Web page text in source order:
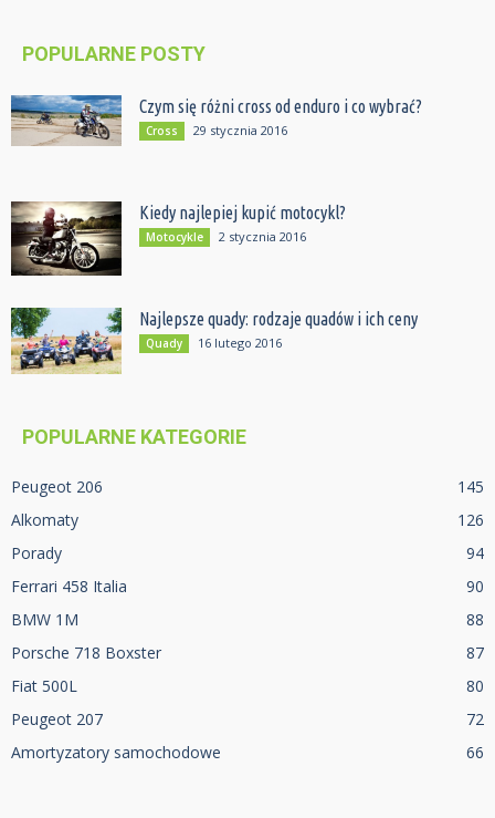
POPULARNE POSTY
Czym się różni cross od enduro i co wybrać?
Cross 29 stycznia 2016
Kiedy najlepiej kupić motocykl?
Motocykle 2 stycznia 2016
Najlepsze quady: rodzaje quadów i ich ceny
Quady 16 lutego 2016
POPULARNE KATEGORIE
Peugeot 206
145
Alkomaty
126
Porady
94
Ferrari 458 Italia
90
BMW 1M
88
Porsche 718 Boxster
87
Fiat 500L
80
Peugeot 207
72
Amortyzatory samochodowe
66